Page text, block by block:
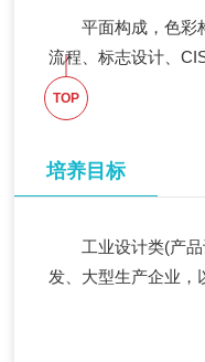
平面构成，色彩
流程、标志设计、
培养目标
工业设计类(产
发、大型生产企业，
TOP